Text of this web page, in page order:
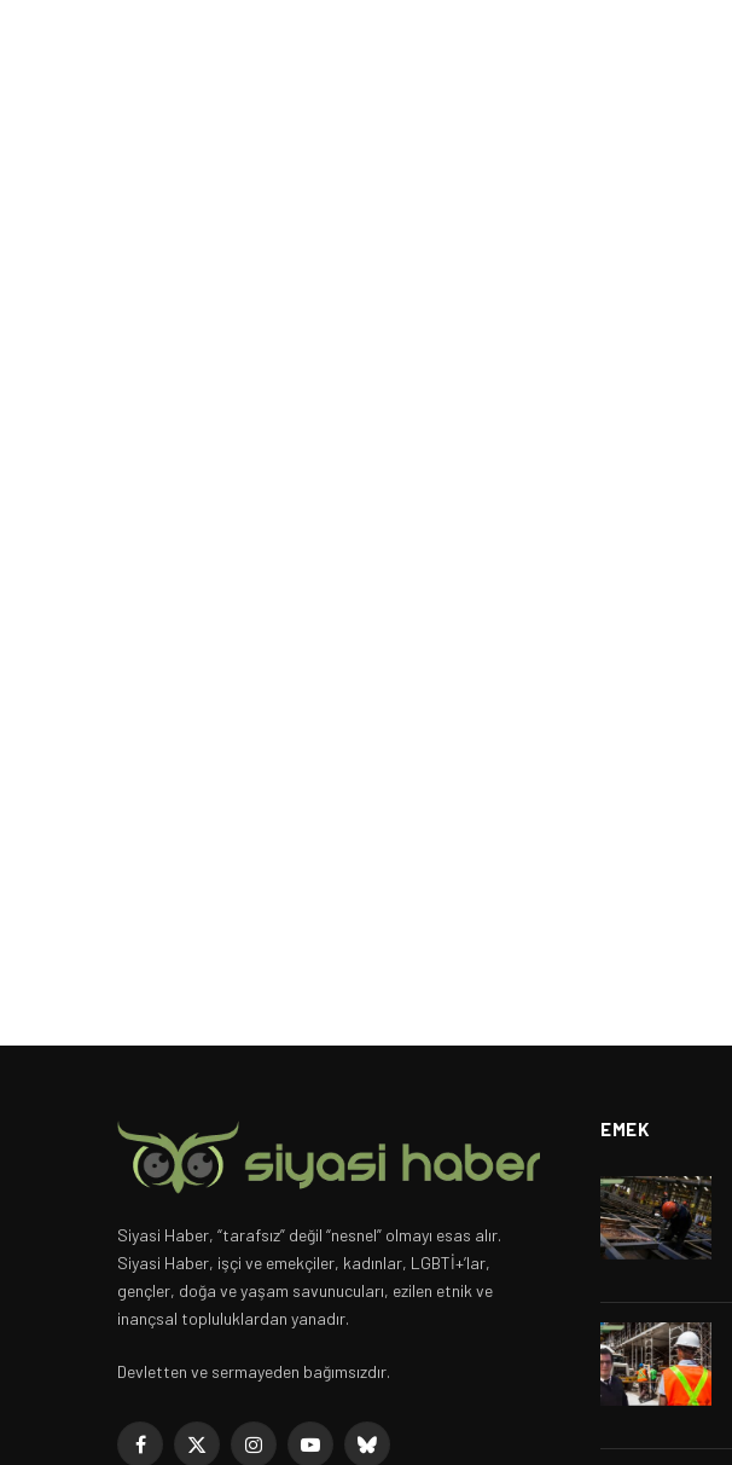
Siyasi Haber, “tarafsız” değil “nesnel” olmayı esas alır.
Siyasi Haber, işçi ve emekçiler, kadınlar, LGBTİ+’lar,
gençler, doğa ve yaşam savunucuları, ezilen etnik ve
inançsal topluluklardan yanadır.
Devletten ve sermayeden bağımsızdır.
Facebook
X InstagramYouTubeBluesky
EMEK